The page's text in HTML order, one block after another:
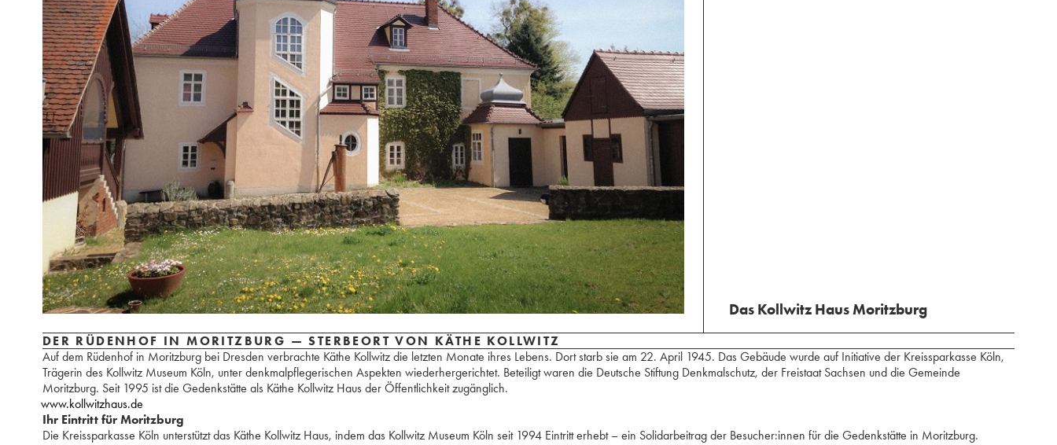
Das Kollwitz Haus Moritzburg
DER RÜDENHOF IN MORITZBURG — STERBEORT VON KÄTHE KOLLWITZ
Auf dem Rüdenhof in Moritzburg bei Dresden verbrachte Käthe Kollwitz die letzten Monate ihres Lebens. Dort starb sie am 22. April 1945. Das Gebäude wurde auf Initiative der Kreissparkasse Köln,
Trägerin des Kollwitz Museum Köln, unter denkmalpflegerischen Aspekten wiederhergerichtet. Beteiligt waren die Deutsche Stiftung Denkmalschutz, der Freistaat Sachsen und die Gemeinde
Moritzburg. Seit 1995 ist die Gedenkstätte als Käthe Kollwitz Haus der Öffentlichkeit zugänglich.
www.kollwitzhaus.de
Ihr Eintritt für Moritzburg
Die Kreissparkasse Köln unterstützt das Käthe Kollwitz Haus, indem das Kollwitz Museum Köln seit 1994 Eintritt erhebt – ein Solidarbeitrag der Besucher:innen für die Gedenkstätte in Moritzburg.